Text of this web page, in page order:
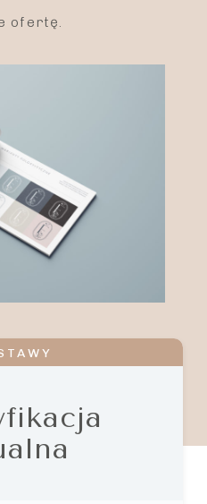
ofertę.